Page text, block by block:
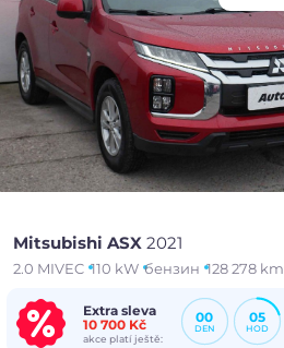
Mitsubishi ASX2021
2.0 MIVEC 110 kW бензин 128 278 km
Extra sleva
10 700 Kč
akce platí ještě:
00
DEN
05
HOD